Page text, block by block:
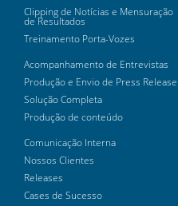
Clipping de Notícias e Mensuração
de Resultados
Treinamento Porta-Vozes
Acompanhamento de Entrevistas
Produção e Envio de Press Release
Solução Completa
Produção de conteúdo
Comunicação Interna
Nossos Clientes
Releases
Cases de Sucesso